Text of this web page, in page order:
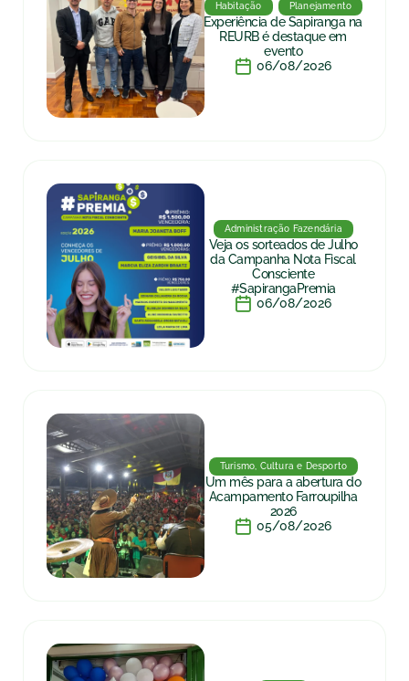
Habitação Planejamento
Experiência de Sapiranga na
REURB é destaque em
evento
06/08/2026
Administração Fazendária
Veja os sorteados de Julho
da Campanha Nota Fiscal
Consciente
#SapirangaPremia
06/08/2026
Turismo, Cultura e Desporto
Um mês para a abertura do
Acampamento Farroupilha
2026
05/08/2026